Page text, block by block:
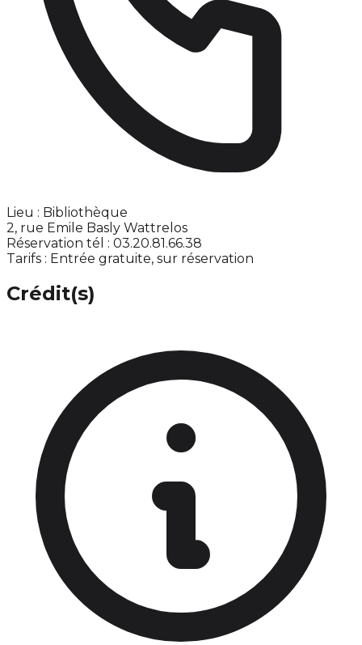
Lieu : Bibliothèque
2, rue Emile Basly Wattrelos
Réservation tél : 03.20.81.66.38
Tarifs : Entrée gratuite, sur réservation
Crédit(s)